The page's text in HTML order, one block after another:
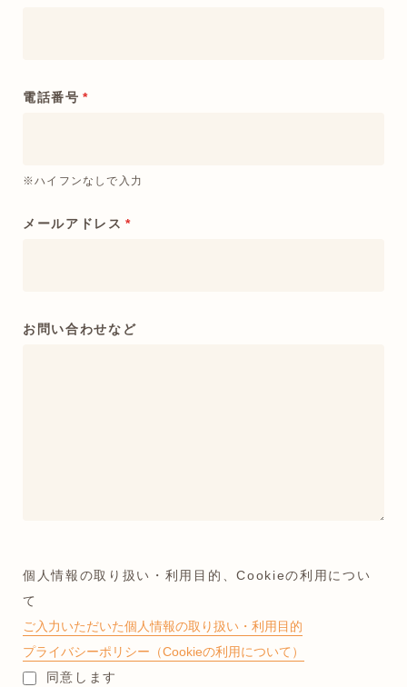
電話番号 *
※ハイフンなしで入力
メールアドレス *
お問い合わせなど
個人情報の取り扱い・利用目的、Cookieの利用につい
て
ご入力いただいた個人情報の取り扱い・利用目的
プライバシーポリシー（Cookieの利用について）
同意します